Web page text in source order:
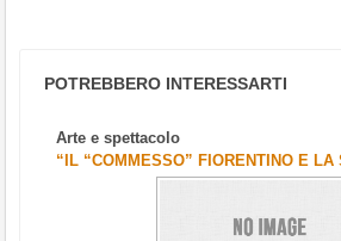
POTREBBERO INTERESSARTI
Arte e spettacolo
“IL “COMMESSO” FIORENTINO E LA